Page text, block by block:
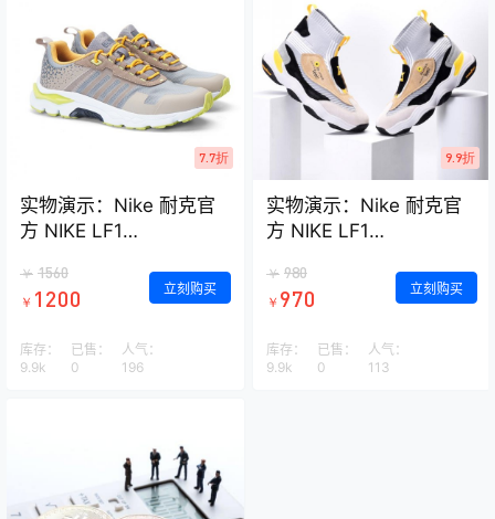
7.7折
实物演示：Nike 耐克官
方 NIKE LF1
运动鞋 AA1125
￥ 1560
￥ 1200 立刻购买
库存：
9.9k
已售：
0
人气：
196
9.9折
实物演示：Nike 耐克官
方 NIKE LF1
运动鞋 AA1125
￥ 980
￥ 970 立刻购买
库存：
9.9k
已售：
0
人气：
113